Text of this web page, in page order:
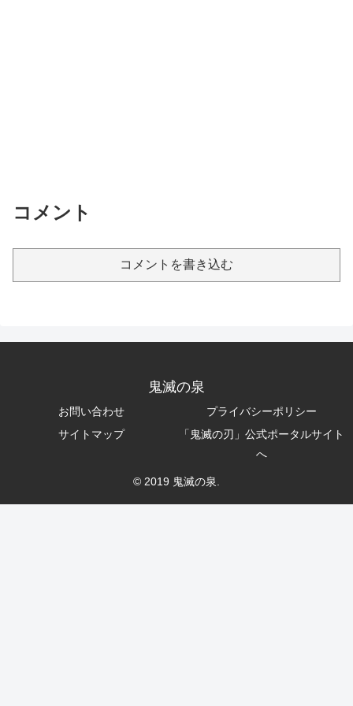
コメント
コメントを書き込む
鬼滅の泉
お問い合わせ
プライバシーポリシー
サイトマップ
「鬼滅の刃」公式ポータルサイト
へ
© 2019 鬼滅の泉.